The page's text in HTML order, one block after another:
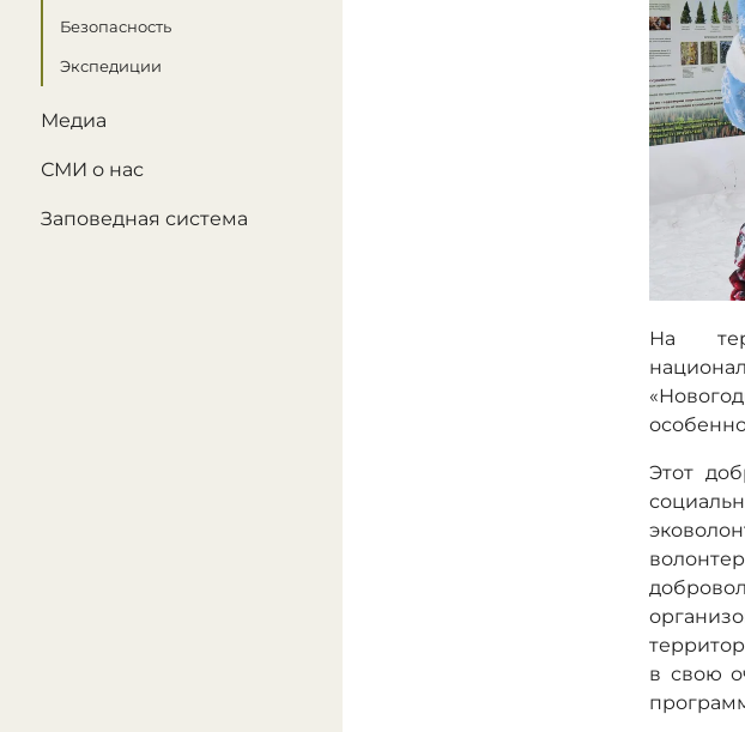
Безопасность
Экспедиции
Медиа
СМИ о нас
Заповедная система
На
Этот
в свою